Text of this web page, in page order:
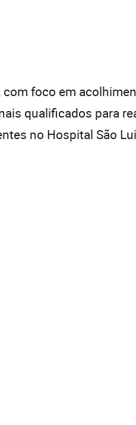
com foco em
qualificados para
no Hospital São